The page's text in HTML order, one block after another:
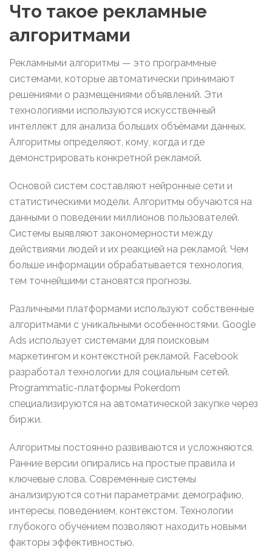
Что такое рекламные
алгоритмами
Рекламными алгоритмы — это программные
системами, которые автоматически принимают
решениями о размещениями объявлений. Эти
технологиями используются искусственный
интеллект для анализа больших объёмами данных.
Алгоритмы определяют, кому, когда и где
демонстрировать конкретной рекламой.
Основой систем составляют нейронные сети и
статистическими модели. Алгоритмы обучаются на
данными о поведении миллионов пользователей.
Системы выявляют закономерности между
действиями людей и их реакцией на рекламой. Чем
больше информации обрабатывается технология,
тем точнейшими становятся прогнозы.
Различными платформами используют собственные
алгоритмами с уникальными особенностями. Google
Ads использует системами для поисковым
маркетингом и контекстной рекламой. Facebook
разработал технологии для социальным сетей.
Programmatic-платформы Pokerdom
специализируются на автоматической закупке через
биржи.
Алгоритмы постоянно развиваются и усложняются.
Ранние версии опирались на простые правила и
ключевые слова. Современные системы
анализируются сотни параметрами: демографию,
интересы, поведением, контекстом. Технологии
глубокого обучением позволяют находить новыми
факторы эффективностью.